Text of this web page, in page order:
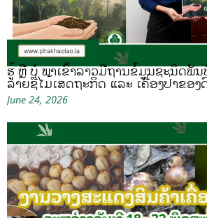
ຮູ້ ຫຼື ບໍ ພາເຂົ້າລາວມີຖານຂໍ້ມູນຊະນິດພັ
ລາຍຊື່ໄມ້ເສດຖະກິດ ແລະ ເຄື່ອງປ່າຂອງ
June 24, 2026